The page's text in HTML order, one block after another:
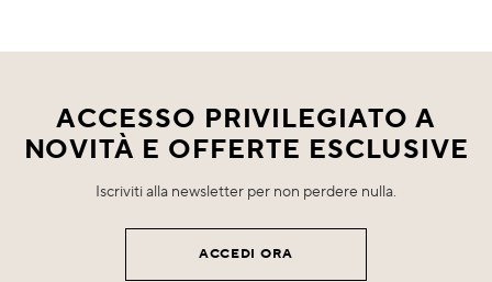
ACCESSO PRIVILEGIATO A
NOVITÀ E OFFERTE ESCLUSIVE
Iscriviti alla newsletter per non perdere nulla.
ACCEDI ORA